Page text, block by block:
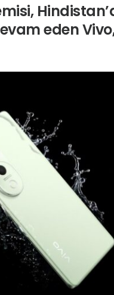
eden